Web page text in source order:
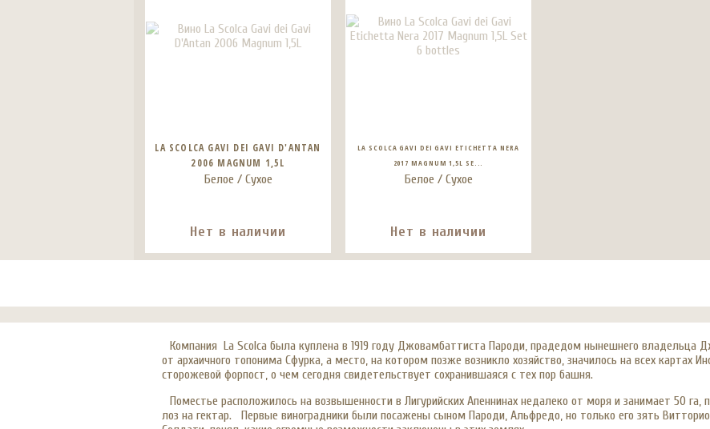
LA SCOLCA GAVI DEI GAVI D'ANTAN
2006 MAGNUM 1,5L
Белое / Сухое
Нет в наличии
LA SCOLCA GAVI DEI GAVI ETICHETTA NERA
2017 MAGNUM 1,5L SE...
Белое / Сухое
Нет в наличии
Компания La Scolca была куплена в 1919 году Джовамбаттиста Пароди, прадедом нынешнего владельца
от архаичного топонима Сфурка, а место, на котором позже возникло хозяйство, значилось на всех картах
сторожевой форпост, о чем сегодня свидетельствует сохранившаяся с тех пор башня.
Поместье расположилось на возвышенности в Лигурийских Апеннинах недалеко от моря и занимает 50 га,
лоз на гектар. Первые виноградники были посажены сыном Пароди, Альфредо, но только его зять